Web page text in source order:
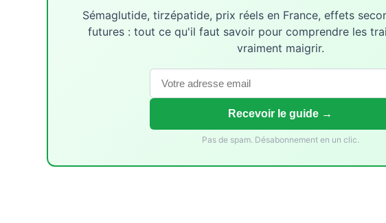
Sémaglutide, tirzépatide, prix réels en France, effets
futures : tout ce qu'il faut savoir pour comprendre les
vraiment maigrir.
Recevoir le guide →
Pas de spam. Désabonnement en un clic.